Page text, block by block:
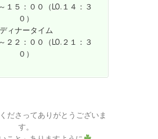
１５：００（LO.１４：３
０）
ディナータイム
２２：００（LO.２１：３
０）
ださってありがとうございま
す。